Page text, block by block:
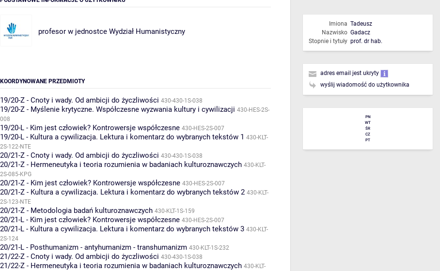
profesor w jednostce Wydział Humanistyczny
KOORDYNOWANE PRZEDMIOTY
19/20-Z - Cnoty i wady. Od ambicji do życzliwości 430-430-1S-038
19/20-Z - Myślenie krytyczne. Współczesne wyzwania kultury i cywilizacji 430-HES-2S-
008
19/20-L - Kim jest człowiek? Kontrowersje współczesne 430-HES-2S-007
19/20-L - Kultura a cywilizacja. Lektura i komentarz do wybranych tekstów 1 430-KLT-
2S-122-NTE
20/21-Z - Cnoty i wady. Od ambicji do życzliwości 430-430-1S-038
20/21-Z - Hermeneutyka i teoria rozumienia w badaniach kulturoznawczych 430-KLT-
2S-085-KPG
20/21-Z - Kim jest człowiek? Kontrowersje współczesne 430-HES-2S-007
20/21-Z - Kultura a cywilizacja. Lektura i komentarz do wybranych tekstów 2 430-KLT-
2S-123-NTE
20/21-Z - Metodologia badań kulturoznawczych 430-KLT-1S-159
20/21-L - Kim jest człowiek? Kontrowersje współczesne 430-HES-2S-007
20/21-L - Kultura a cywilizacja. Lektura i komentarz do wybranych tekstów 3 430-KLT-
2S-124
20/21-L - Posthumanizm - antyhumanizm - transhumanizm 430-KLT-1S-232
21/22-Z - Cnoty i wady. Od ambicji do życzliwości 430-430-1S-038
21/22-Z - Hermeneutyka i teoria rozumienia w badaniach kulturoznawczych 430-KLT-
Imiona Tadeusz
Nazwisko Gadacz
Stopnie i tytuły prof. dr hab.
adres email jest ukryty
wyślij wiadomość do użytkownika
PN
WT
ŚR
CZ
PT